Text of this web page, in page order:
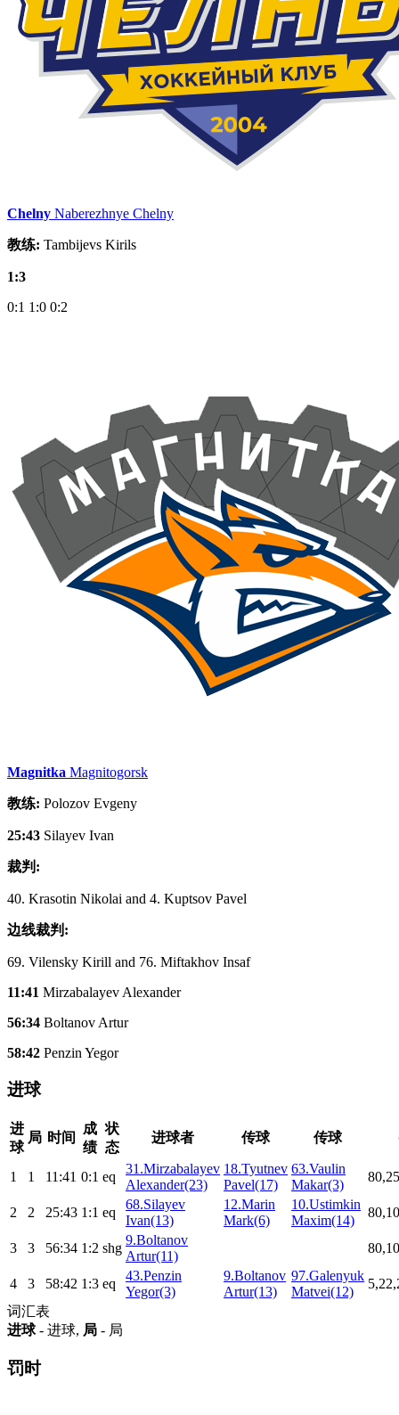
Chelny Naberezhnye Chelny
教练: Tambijevs Kirils
1:3
0:1 1:0 0:2
Magnitka Magnitogorsk
教练: Polozov Evgeny
25:43 Silayev Ivan
裁判:
40. Krasotin Nikolai and 4. Kuptsov Pavel
边线裁判:
69. Vilensky Kirill and 76. Miftakhov Insaf
11:41 Mirzabalayev Alexander
56:34 Boltanov Artur
58:42 Penzin Yegor
进球
进
球
局 时间
成
绩
状
态
进球者 传球 传球
1 1 11:41 0:1 eq
31.Mirzabalayev
Alexander(23)
18.Tyutnev
Pavel(17)
63.Vaulin
Makar(3)
2 2 25:43 1:1 eq
68.Silayev
Ivan(13)
12.Marin
Mark(6)
10.Ustimkin
Maxim(14)
3 3 56:34 1:2 shg
9.Boltanov
Artur(11)
4 3 58:42 1:3 eq
43.Penzin
Yegor(3)
9.Boltanov
Artur(13)
97.Galenyuk
Matvei(12)
词汇表
进球- 进球, 局 - 局
罚时